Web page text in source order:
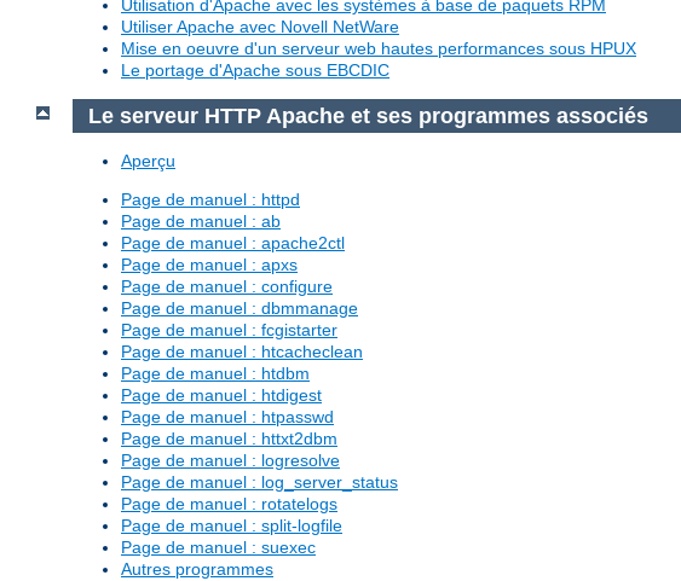
Utilisation d'Apache avec les systèmes à base de paquets RPM
Utiliser Apache avec Novell NetWare
Mise en oeuvre d'un serveur web hautes performances sous HPUX
Le portage d'Apache sous EBCDIC
Le serveur HTTP Apache et ses programmes associés
Aperçu
Page de manuel : httpd
Page de manuel : ab
Page de manuel : apache2ctl
Page de manuel : apxs
Page de manuel : configure
Page de manuel : dbmmanage
Page de manuel : fcgistarter
Page de manuel : htcacheclean
Page de manuel : htdbm
Page de manuel : htdigest
Page de manuel : htpasswd
Page de manuel : httxt2dbm
Page de manuel : logresolve
Page de manuel : log_server_status
Page de manuel : rotatelogs
Page de manuel : split-logfile
Page de manuel : suexec
Autres programmes